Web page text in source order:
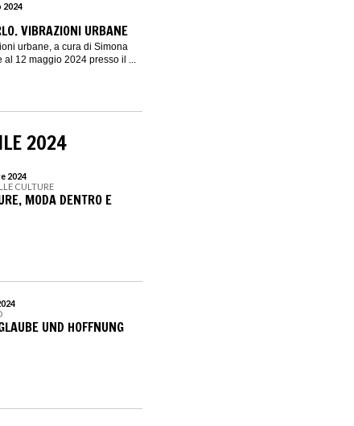
2024
VIBRAZIONI URBANE
urbane, a cura di Simona
12 maggio 2024 presso il ...
2024
2024
CULTURE
MODA DENTRO E
UND HOFFNUNG